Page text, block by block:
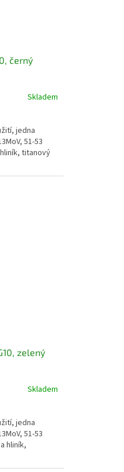
černý
Skladem
jedna
51-53
titanový
zelený
Skladem
jedna
51-53
hliník,